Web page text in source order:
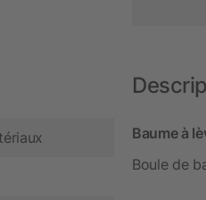
Baume à
Boule de